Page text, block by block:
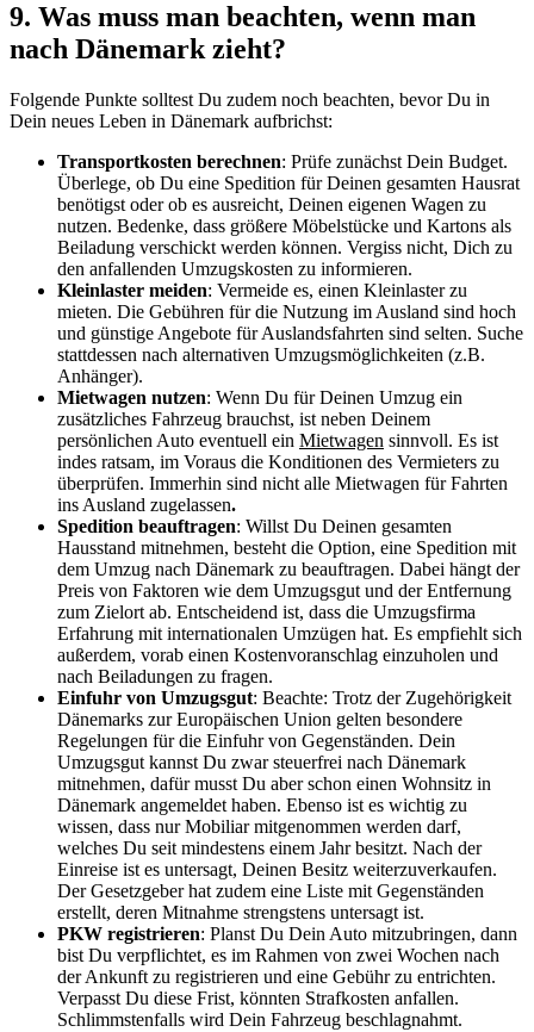
9. Was muss man beachten, wenn man
nach Dänemark zieht?
Folgende Punkte solltest Du zudem noch beachten, bevor Du in
Dein neues Leben in Dänemark aufbrichst:
Transportkosten berechnen: Prüfe zunächst Dein Budget.
Überlege, ob Du eine Spedition für Deinen gesamten Hausrat
benötigst oder ob es ausreicht, Deinen eigenen Wagen zu
nutzen. Bedenke, dass größere Möbelstücke und Kartons als
Beiladung verschickt werden können. Vergiss nicht, Dich zu
den anfallenden Umzugskosten zu informieren.
Kleinlaster meiden: Vermeide es, einen Kleinlaster zu
mieten. Die Gebühren für die Nutzung im Ausland sind hoch
und günstige Angebote für Auslandsfahrten sind selten. Suche
stattdessen nach alternativen Umzugsmöglichkeiten (z.B.
Anhänger).
Mietwagen nutzen: Wenn Du für Deinen Umzug ein
zusätzliches Fahrzeug brauchst, ist neben Deinem
persönlichen Auto eventuell ein Mietwagen sinnvoll. Es ist
indes ratsam, im Voraus die Konditionen des Vermieters zu
überprüfen. Immerhin sind nicht alle Mietwagen für Fahrten
ins Ausland zugelassen.
Spedition beauftragen: Willst Du Deinen gesamten
Hausstand mitnehmen, besteht die Option, eine Spedition mit
dem Umzug nach Dänemark zu beauftragen. Dabei hängt der
Preis von Faktoren wie dem Umzugsgut und der Entfernung
zum Zielort ab. Entscheidend ist, dass die Umzugsfirma
Erfahrung mit internationalen Umzügen hat. Es empfiehlt sich
außerdem, vorab einen Kostenvoranschlag einzuholen und
nach Beiladungen zu fragen.
Einfuhr von Umzugsgut: Beachte: Trotz der Zugehörigkeit
Dänemarks zur Europäischen Union gelten besondere
Regelungen für die Einfuhr von Gegenständen. Dein
Umzugsgut kannst Du zwar steuerfrei nach Dänemark
mitnehmen, dafür musst Du aber schon einen Wohnsitz in
Dänemark angemeldet haben. Ebenso ist es wichtig zu
wissen, dass nur Mobiliar mitgenommen werden darf,
welches Du seit mindestens einem Jahr besitzt. Nach der
Einreise ist es untersagt, Deinen Besitz weiterzuverkaufen.
Der Gesetzgeber hat zudem eine Liste mit Gegenständen
erstellt, deren Mitnahme strengstens untersagt ist.
PKW registrieren: Planst Du Dein Auto mitzubringen, dann
bist Du verpflichtet, es im Rahmen von zwei Wochen nach
der Ankunft zu registrieren und eine Gebühr zu entrichten.
Verpasst Du diese Frist, könnten Strafkosten anfallen.
Schlimmstenfalls wird Dein Fahrzeug beschlagnahmt.